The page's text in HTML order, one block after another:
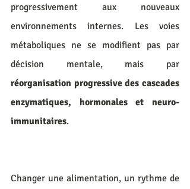
progressivement aux nouveaux
environnements internes. Les voies
métaboliques ne se modifient pas par
réorganisation progressive des cascades
enzymatiques, hormonales et neuro-
immunitaires.
Changer une alimentation, un rythme de